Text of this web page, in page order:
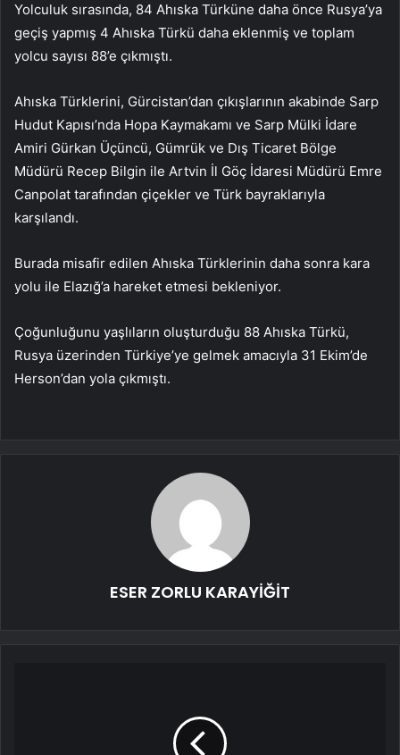
Yolculuk sırasında, 84 Ahıska Türküne daha önce Rusya’ya
geçiş yapmış 4 Ahıska Türkü daha eklenmiş ve toplam
yolcu sayısı 88’e çıkmıştı.
Ahıska Türklerini, Gürcistan’dan çıkışlarının akabinde Sarp
Hudut Kapısı’nda Hopa Kaymakamı ve Sarp Mülki İdare
Amiri Gürkan Üçüncü, Gümrük ve Dış Ticaret Bölge
Müdürü Recep Bilgin ile Artvin İl Göç İdaresi Müdürü Emre
Canpolat tarafından çiçekler ve Türk bayraklarıyla
karşılandı.
Burada misafir edilen Ahıska Türklerinin daha sonra kara
yolu ile Elazığ’a hareket etmesi bekleniyor.
Çoğunluğunu yaşlıların oluşturduğu 88 Ahıska Türkü,
Rusya üzerinden Türkiye’ye gelmek amacıyla 31 Ekim’de
Herson’dan yola çıkmıştı.
ESER ZORLU KARAYİĞİT